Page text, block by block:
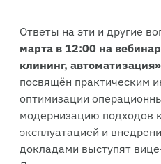
Ответы на эти и другие
марта в 12:00 на
клининг, автоматизация»
посвящён практическим
оптимизации
модернизацию подходов
эксплуатацией и
докладами выступят